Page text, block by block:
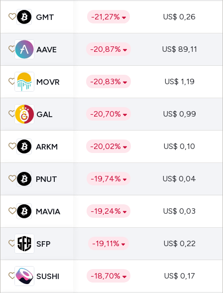
GMT -21,27% US$ 0,26
AAVE -20,87% US$ 89,11
MOVR -20,83% US$ 1,19
GAL -20,70% US$ 0,99
ARKM -20,02% US$ 0,10
PNUT -19,74% US$ 0,04
MAVIA -19,24% US$ 0,03
SFP -19,11% US$ 0,22
SUSHI -18,70% US$ 0,17